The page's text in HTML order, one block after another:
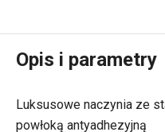
Opis i parametry
Luksusowe naczynia ze
powłoką antyadhezyjną